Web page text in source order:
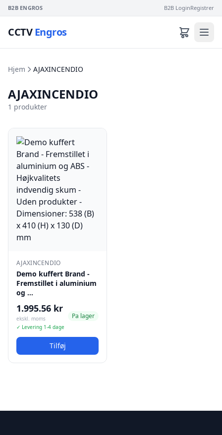
B2B ENGROS B2B LoginRegistrer
CCTVEngros
Hjem AJAXINCENDIO
AJAXINCENDIO
1 produkter
AJAXINCENDIO
Demo kuffert Brand -
Fremstillet i aluminium
og …
1.995.56 kr
ekskl. moms
✓ Levering 1-4 dage
Pa lager
Tilføj